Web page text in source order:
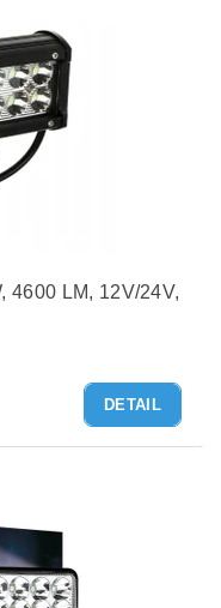
4600 LM, 12V/24V,
DETAIL